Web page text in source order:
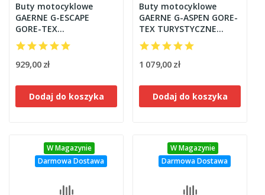
Buty motocyklowe
GAERNE G-ESCAPE
GORE-TEX
TURYSTYCZNE czarne
929,00 zł
Dodaj do koszyka
Buty motocyklowe
GAERNE G-ASPEN GORE-
TEX TURYSTYCZNE
czarne
1 079,00 zł
Dodaj do koszyka
W Magazynie
Darmowa Dostawa
W Magazynie
Darmowa Dostawa